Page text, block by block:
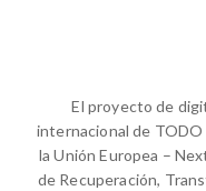
El proyecto de
internacional de TODO
la Unión Europea –
de Recuperación,